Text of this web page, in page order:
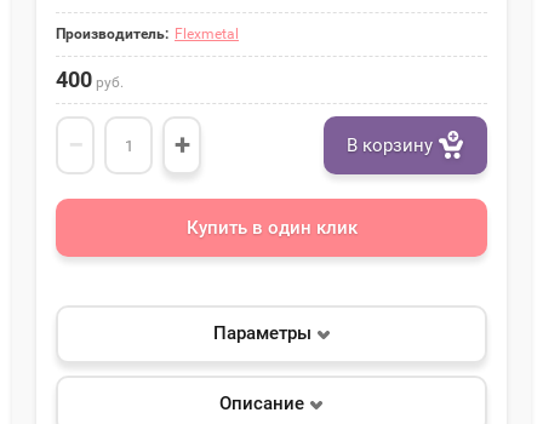
Производитель: Flexmetal
400 руб.
− + В корзину
Купить в один клик
Параметры
Описание